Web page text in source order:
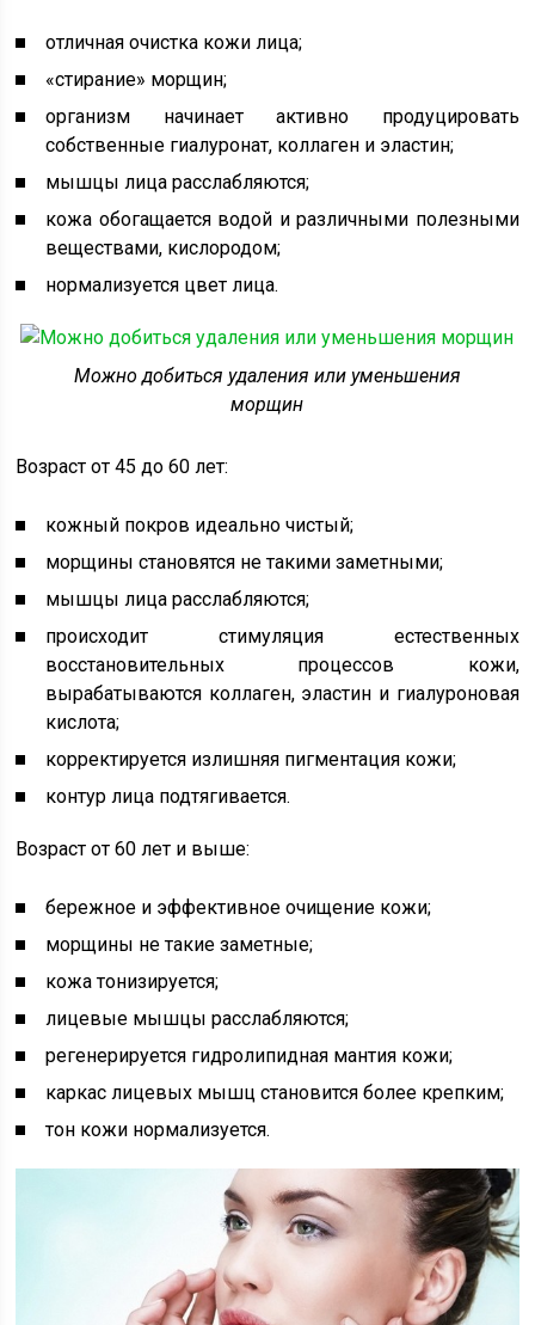
отличная очистка кожи лица;
«стирание» морщин;
организм начинает активно продуцировать
собственные гиалуронат, коллаген и эластин;
мышцы лица расслабляются;
кожа обогащается водой и различными полезными
веществами, кислородом;
нормализуется цвет лица.
Можно добиться удаления или уменьшения
морщин
Возраст от 45 до 60 лет:
кожный покров идеально чистый;
морщины становятся не такими заметными;
мышцы лица расслабляются;
происходит стимуляция естественных
восстановительных процессов кожи,
вырабатываются коллаген, эластин и гиалуроновая
кислота;
корректируется излишняя пигментация кожи;
контур лица подтягивается.
Возраст от 60 лет и выше:
бережное и эффективное очищение кожи;
морщины не такие заметные;
кожа тонизируется;
лицевые мышцы расслабляются;
регенерируется гидролипидная мантия кожи;
каркас лицевых мышц становится более крепким;
тон кожи нормализуется.